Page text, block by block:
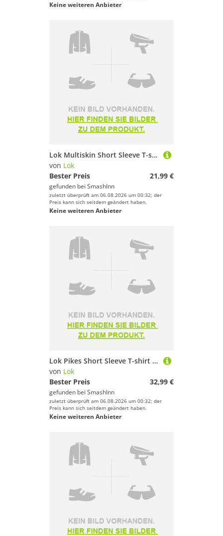
Keine weiteren Anbieter
Lok Multiskin Short Sleeve T-shirt Blau L Mann
von Lok
Bester Preis
21,99 €
gefunden bei SmashInn
zuletzt überprüft am 06.08.2026 um 00:32; der
Preis kann sich seitdem geändert haben.
Keine weiteren Anbieter
Lok Pikes Short Sleeve T-shirt Schwarz S Mann
von Lok
Bester Preis
32,99 €
gefunden bei SmashInn
zuletzt überprüft am 06.08.2026 um 00:32; der
Preis kann sich seitdem geändert haben.
Keine weiteren Anbieter